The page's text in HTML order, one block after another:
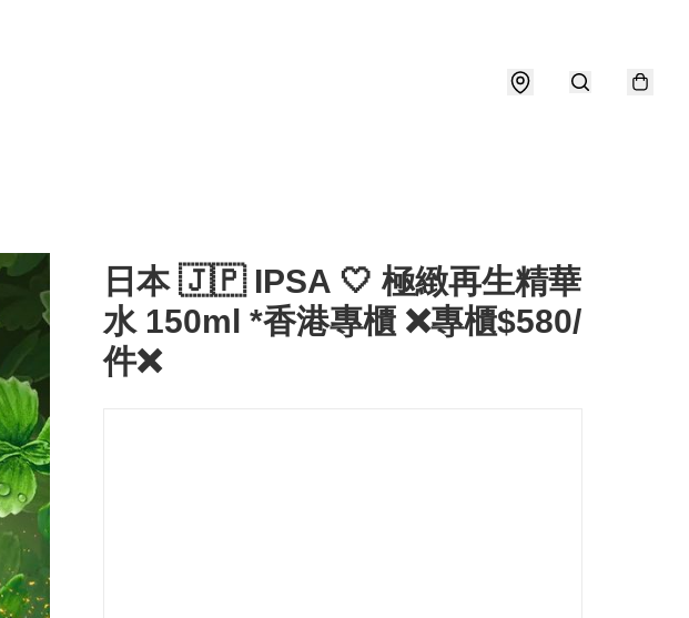
日本 🇯🇵 IPSA 🤍 極緻再生精華
水 150ml *香港專櫃 ❌專櫃$580/
件❌